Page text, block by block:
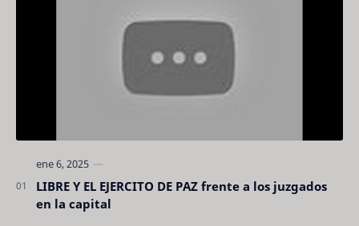
LIBRE Y EL EJERCITO DE PAZ frente a los juzgados
en la capital